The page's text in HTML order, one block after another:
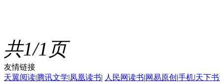
共1/1页
友情链接
天翼阅读|腾讯文学|凤凰读书| 人民网读书|网易原创 |手机|天下